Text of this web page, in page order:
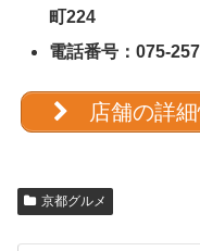
町224
電話番号：075-
店舗の詳
京都グルメ